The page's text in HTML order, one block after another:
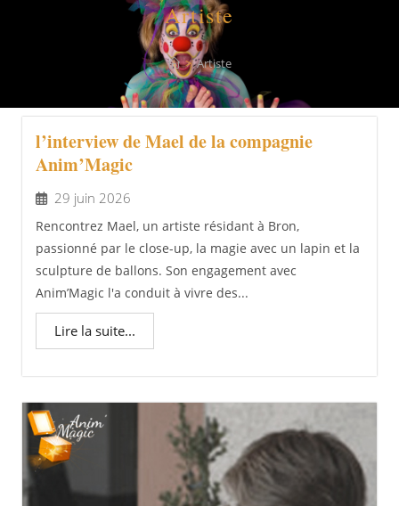
Artiste
> Artiste
l’interview de Mael de la compagnie
Anim’Magic
29 juin 2026
Rencontrez Mael, un artiste résidant à Bron,
passionné par le close-up, la magie avec un lapin et la
sculpture de ballons. Son engagement avec
Anim’Magic l'a conduit à vivre des...
Lire la suite...